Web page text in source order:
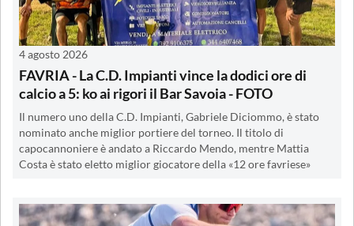
4 agosto 2026
FAVRIA - La C.D. Impianti vince la dodici ore di
calcio a 5: ko ai rigori il Bar Savoia - FOTO
Il numero uno della C.D. Impianti, Gabriele Diciommo, è stato
nominato anche miglior portiere del torneo. Il titolo di
capocannoniere è andato a Riccardo Mendo, mentre Mattia
Costa è stato eletto miglior giocatore della «12 ore favriese»